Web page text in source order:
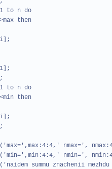
to n do
then
to n do
then
nmax=',
nmin=',
summu znachenii